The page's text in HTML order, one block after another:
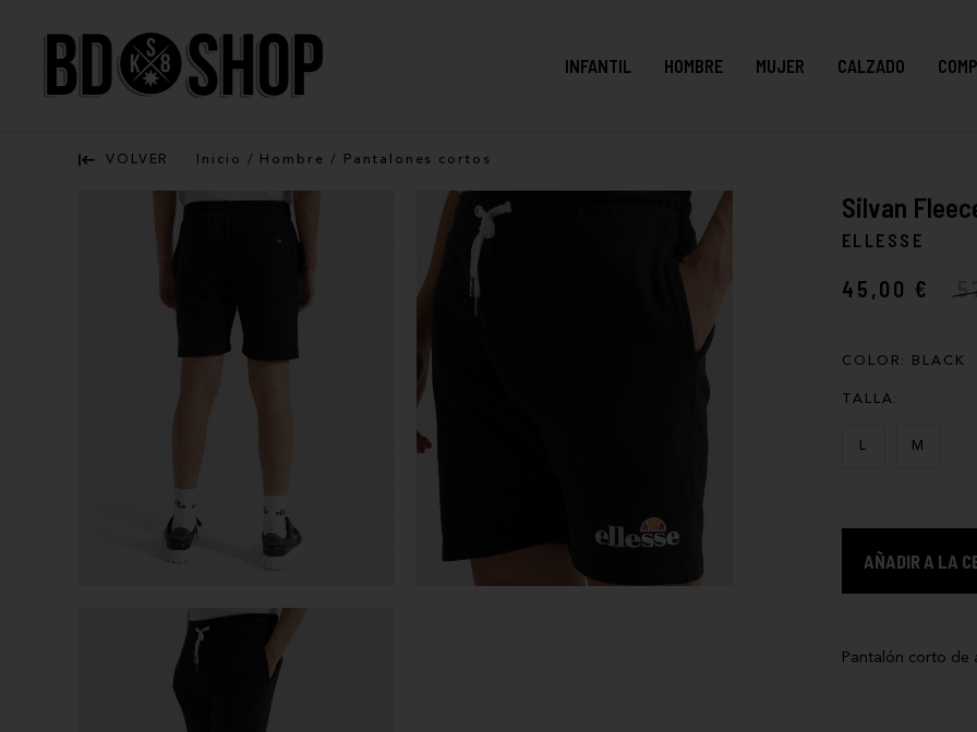
INFANTIL HOMBRE MUJER CALZADO
VOLVER Inicio / Hombre / Pantalones cortos
Silvan
ELLESSE
45,00 €
COLOR: BLACK
TALLA:
L M
AÑADIR A LA
Pantalón corto de